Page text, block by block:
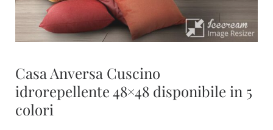
Casa Anversa Cuscino
idrorepellente 48×48 disponibile in 5
colori